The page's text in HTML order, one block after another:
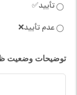
تأیید✅
عدم تأیید❌
توضیحات وضعیت